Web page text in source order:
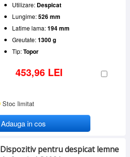
Utilizare: Despicat
Lungime:526 mm
Latime lama:194 mm
Greutate:1300 g
Tip:Topor
453,96 LEI
Stoc limitat
Adauga in cos
Dispozitiv pentru despicat lemne